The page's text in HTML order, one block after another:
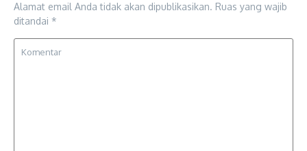
Alamat email Anda tidak akan dipublikasikan. Ruas yang wajib
ditandai *